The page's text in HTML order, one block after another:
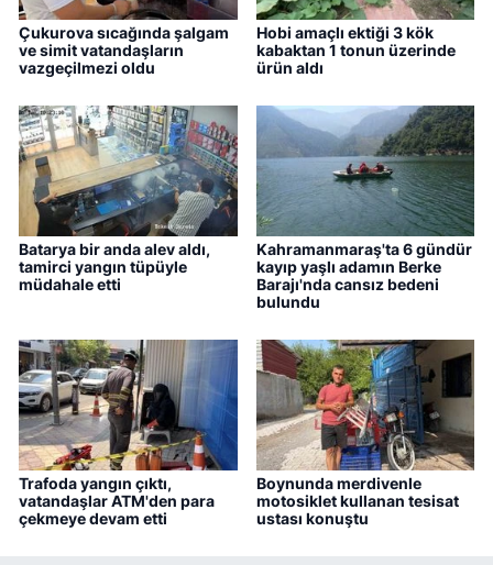
Çukurova sıcağında şalgam
ve simit vatandaşların
vazgeçilmezi oldu
Hobi amaçlı ektiği 3 kök
kabaktan 1 tonun üzerinde
ürün aldı
Batarya bir anda alev aldı,
tamirci yangın tüpüyle
müdahale etti
Kahramanmaraş'ta 6 gündür
kayıp yaşlı adamın Berke
Barajı'nda cansız bedeni
bulundu
Trafoda yangın çıktı,
vatandaşlar ATM'den para
çekmeye devam etti
Boynunda merdivenle
motosiklet kullanan tesisat
ustası konuştu